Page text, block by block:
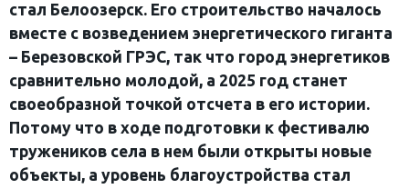
стал Белоозерск. Его строительство началось
вместе с возведением энергетического гиганта
– Березовской ГРЭС, так что город энергетиков
сравнительно молодой, а 2025 год станет
своеобразной точкой отсчета в его истории.
Потому что в ходе подготовки к фестивалю
тружеников села в нем были открыты новые
объекты, а уровень благоустройства стал